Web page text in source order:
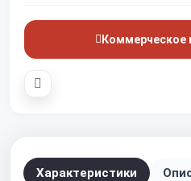
Коммерческое
Характеристики